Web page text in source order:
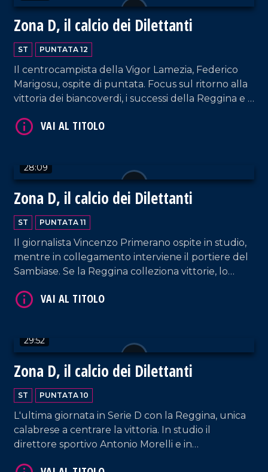
Zona D, il calcio dei Dilettanti
ST PUNTATA 12
Il centrocampista della Vigor Lamezia, Federico
Marigosu, ospite di puntata. Focus sul ritorno alla
vittoria dei biancoverdi, i successi della Reggina e i
28:09
Zona D, il calcio dei Dilettanti
ST PUNTATA 11
Il giornalista Vincenzo Primerano ospite in studio,
mentre in collegamento interviene il portiere del
Sambiase. Se la Reggina colleziona vittorie, lo
Vibonese e Sambiase.
29:52
Zona D, il calcio dei Dilettanti
ST PUNTATA 10
L'ultima giornata in Serie D con la Reggina, unica
calabrese a centrare la vittoria. In studio il
direttore sportivo Antonio Morelli e in
VAI AL TITOLO
VAI AL TITOLO
VAI AL TITOLO
VAI AL TITOLO